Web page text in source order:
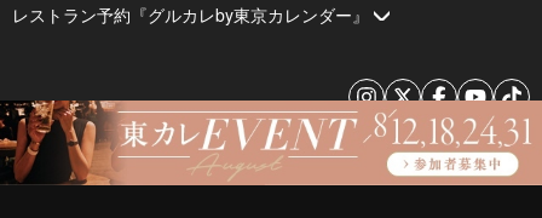
レストラン予約『グルカレby東京カレンダー』
© 2026 by Tokyo Calendar, Inc.